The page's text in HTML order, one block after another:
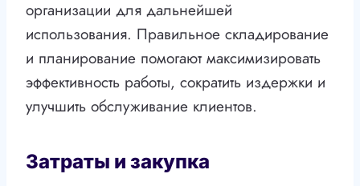
организации для дальнейшей
использования. Правильное складирование
и планирование помогают максимизировать
эффективность работы, сократить издержки и
улучшить обслуживание клиентов.
Затраты и закупка